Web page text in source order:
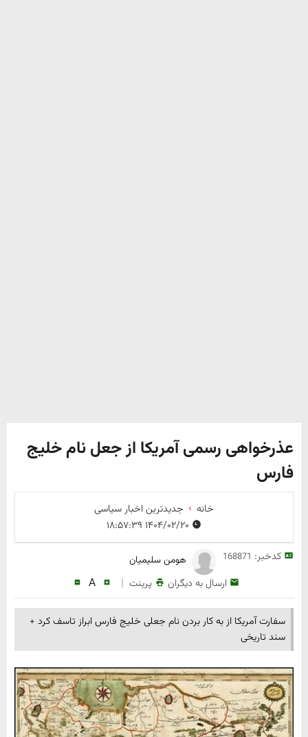
عذرخواهی رسمی آمریکا از جعل نام خلیج
فارس
خانه
جدیدترین اخبار سیاسی
کدخبر: 168871 هومن سلیمیان
ارسال به دیگران پرینت |
A
سفارت آمریکا از به کار بردن نام جعلی خلیج فارس ابراز تاسف کرد +
سند تاریخی